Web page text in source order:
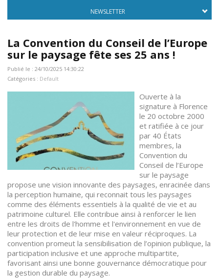
NEWSLETTER
La Convention du Conseil de l’Europe
sur le paysage fête ses 25 ans !
Publié le : 24/10/2025 14:30:22
Catégories : Default
Ouverte à la
signature à Florence
le 20 octobre 2000
et ratifiée à ce jour
par 40 États
membres, la
Convention du
Conseil de l’Europe
sur le paysage
propose une vision innovante des paysages, enracinée dans
la perception humaine, qui reconnait tous les paysages
comme des éléments essentiels à la qualité de vie et au
patrimoine culturel. Elle contribue ainsi à renforcer le lien
entre les droits de l'homme et l'environnement en vue de
leur protection et de leur mise en valeur réciproques. La
convention promeut la sensibilisation de l’opinion publique, la
participation inclusive et une approche multipartite,
favorisant ainsi une bonne gouvernance démocratique pour
la gestion durable du paysage.